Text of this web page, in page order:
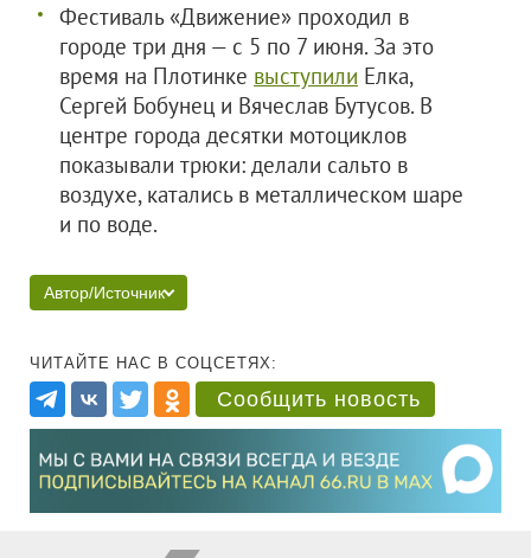
Фестиваль «Движение» проходил в
городе три дня — с 5 по 7 июня. За это
время на Плотинке выступили Елка,
Сергей Бобунец и Вячеслав Бутусов. В
центре города десятки мотоциклов
показывали трюки: делали сальто в
воздухе, катались в металлическом шаре
и по воде.
Автор/Источник
ЧИТАЙТЕ НАС В СОЦСЕТЯХ:
Сообщить новость